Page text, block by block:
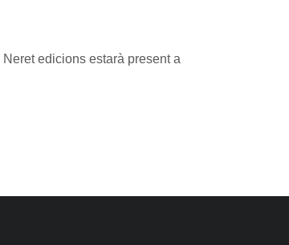
edicions estarà present a